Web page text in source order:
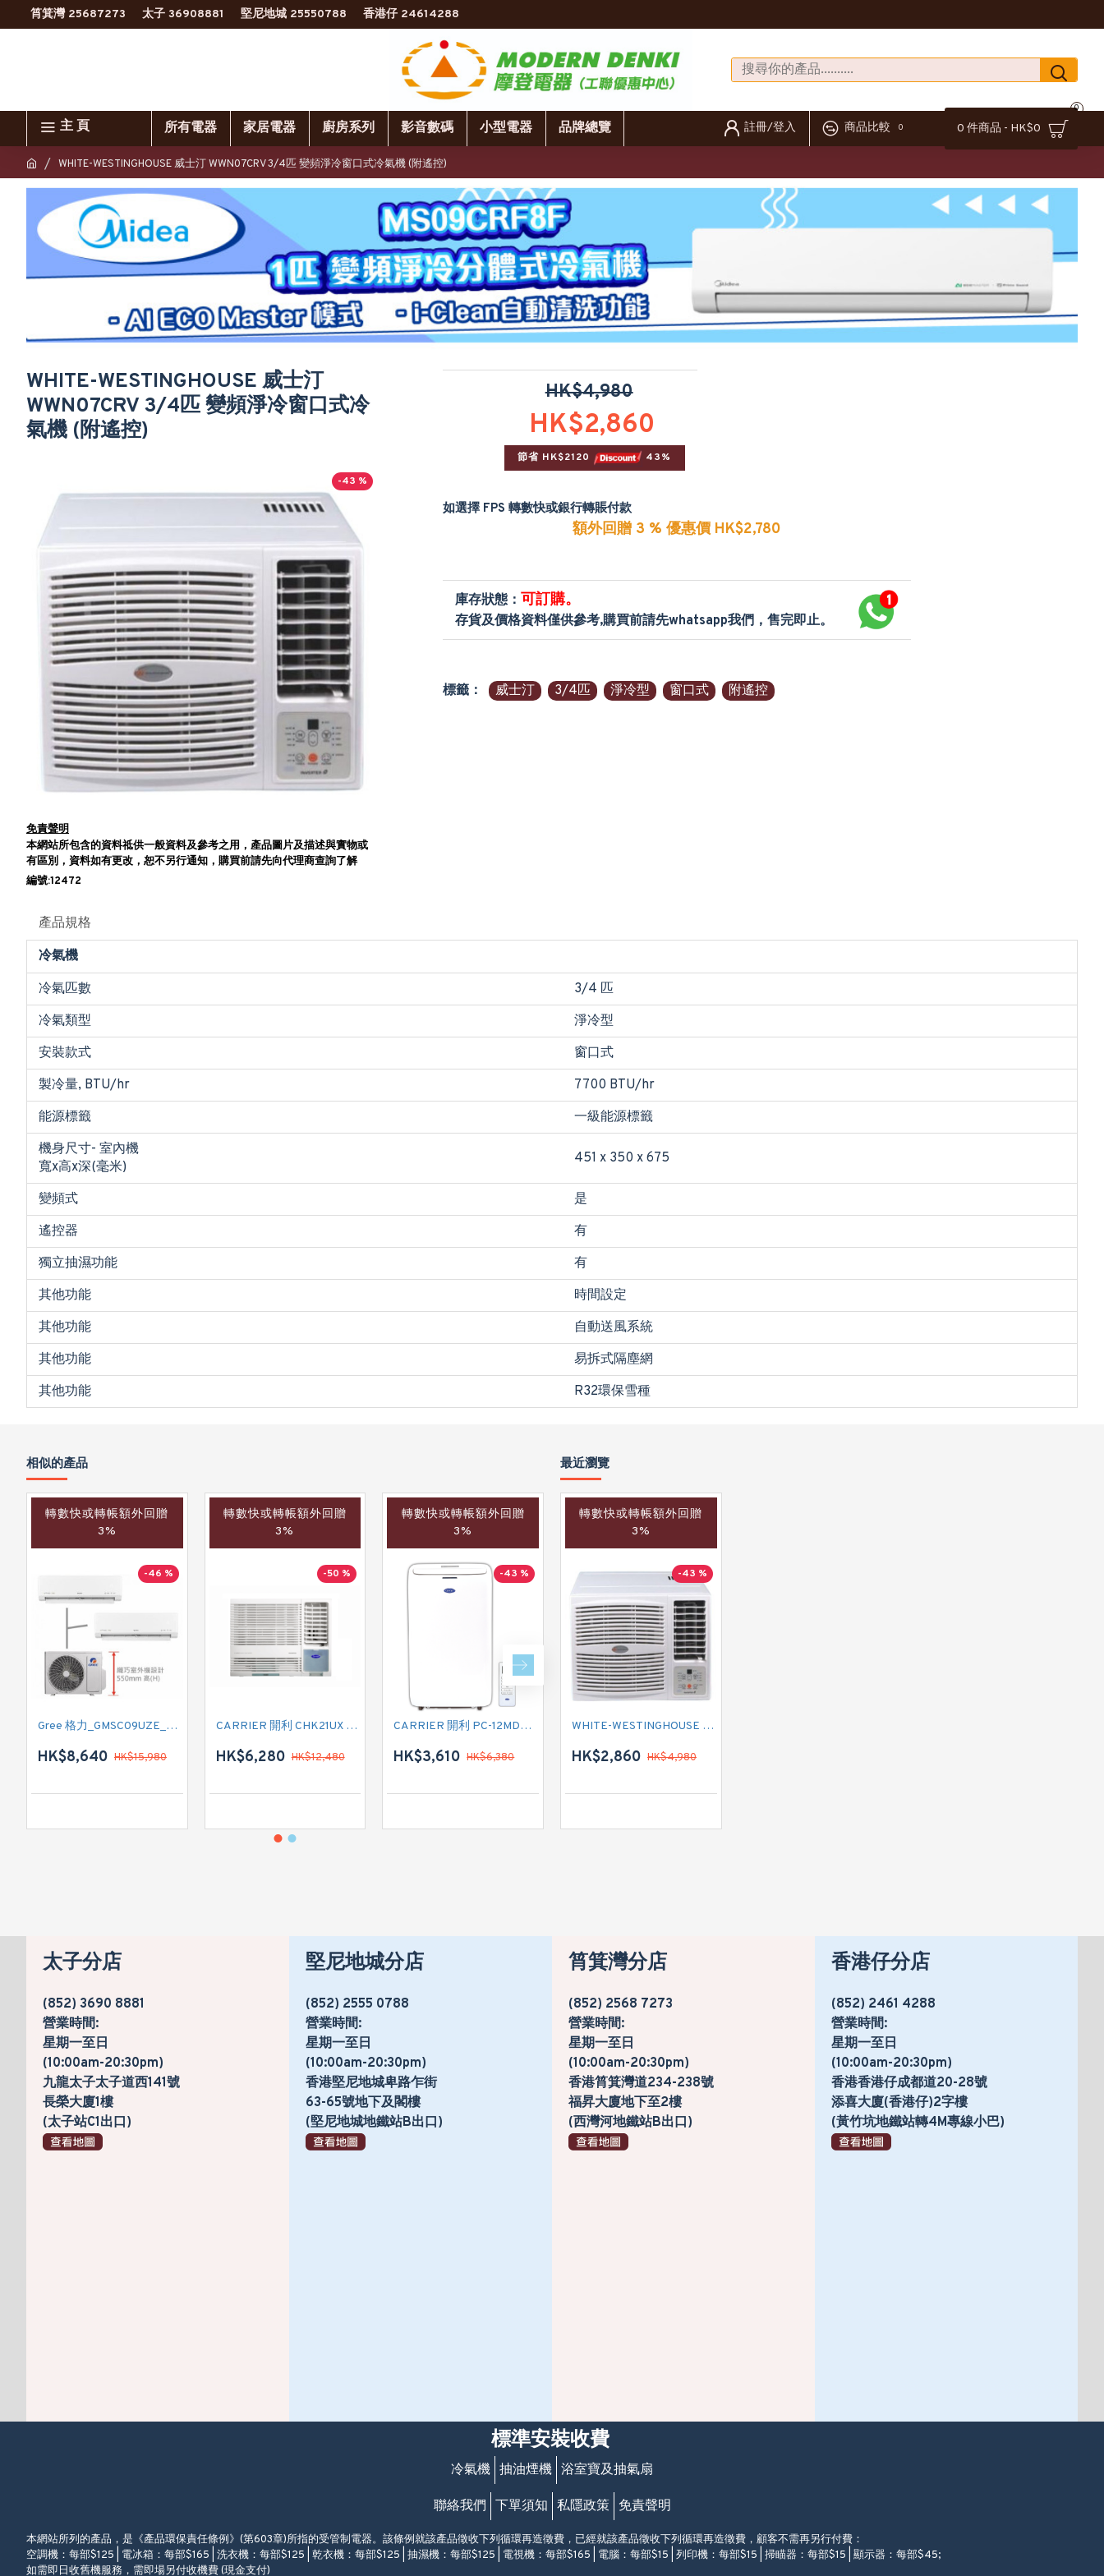
筲箕灣 25687273 太子 36908881 堅尼地城 25550788 香港仔 24614288
主 頁 所有電器 家居電器 廚房系列 影音數碼 小型電器 品牌總覽 註冊/登入 商品比較 0 0 件商品 - HK$0
0
WHITE-WESTINGHOUSE 威士汀 WWN07CRV 3/4匹 變頻淨冷窗口式冷氣機 (附遙控)
WHITE-WESTINGHOUSE 威士汀
WWN07CRV 3/4匹 變頻淨冷窗口式冷
氣機 (附遙控)
-43 %
免責聲明
本網站所包含的資料祗供一般資料及參考之用，產品圖片及描述與實物或
有區別，資料如有更改，恕不另行通知，購買前請先向代理商查詢了解
編號:12472
HK$2,860
HK$4,980
節省 HK$2120 43%
如選擇 FPS 轉數快或銀行轉賬付款
額外回贈 3 % 優惠價 HK$2,780
庫存狀態： 可訂購。
存貨及價格資料僅供參考,購買前請先whatsapp我們，售完即止。
標籤： 威士汀 3/4匹 淨冷型 窗口式 附遙控
產品規格
冷氣機
冷氣匹數
3/4 匹
冷氣類型
淨冷型
安裝款式
窗口式
製冷量, BTU/hr
7700 BTU/hr
能源標籤
一級能源標籤
機身尺寸- 室內機
寬x高x深(毫米)
451 x 350 x 675
變頻式
是
遙控器
有
獨立抽濕功能
有
其他功能
時間設定
其他功能
自動送風系統
其他功能
易拆式隔塵網
其他功能
R32環保雪種
相似的產品
轉數快或轉帳額外回贈
3%
-46 %
Gree 格力_GMSC09UZE_GMSC12UZE_GMSC18UZC_R32 掛牆變頻式1拖2分體冷氣機 (淨冷型)
HK$8,640 HK$15,980
轉數快或轉帳額外回贈
3%
-50 %
CARRIER 開利 CHK21UX 二匹半 變頻淨冷窗口式冷氣機 (附遙控)
HK$6,280 HK$12,480
轉數快或轉帳額外回贈
3%
-43 %
CARRIER 開利 PC-12MDK 匹半 移動式冷氣機 (附遙控)
HK$3,610 HK$6,380
轉數快或轉帳額外回贈
3%
-40 %
CARRIER 開利 PC09MDK 一匹 移動式淨冷型冷氣機 (附遙控)
HK$2,880 HK$4,780
最近瀏覽
轉數快或轉帳額外回贈
3%
-43 %
WHITE-WESTINGHOUSE 威士汀 WWN07CRV 3/4匹 變頻淨冷窗口式冷氣機 (附遙控)
HK$2,860 HK$4,980
太子分店
(852) 3690 8881
營業時間:
星期一至日
(10:00am-20:30pm)
九龍太子太子道西141號
長榮大廈1樓
(太子站C1出口)
堅尼地城分店
(852) 2555 0788
營業時間:
星期一至日
(10:00am-20:30pm)
香港堅尼地城卑路乍街
63-65號地下及閣樓
(堅尼地城地鐵站B出口)
筲箕灣分店
(852) 2568 7273
營業時間:
星期一至日
(10:00am-20:30pm)
香港筲箕灣道234-238號
福昇大廈地下至2樓
(西灣河地鐵站B出口)
香港仔分店
(852) 2461 4288
營業時間:
星期一至日
(10:00am-20:30pm)
香港香港仔成都道20-28號
添喜大廈(香港仔)2字樓
(黃竹坑地鐵站轉4M專線小巴)
標準安裝收費
冷氣機 抽油煙機 浴室寶及抽氣扇
聯絡我們 下單須知 私隱政策 免責聲明
本網站所列的產品，是《產品環保責任條例》(第603章)所指的受管制電器。該條例就該產品徵收下列循環再造徵費，已經就該產品徵收下列循環再造徵費，顧客不需再另行付費：
空調機：每部$125 | 電冰箱：每部$165 | 洗衣機：每部$125 | 乾衣機：每部$125 | 抽濕機：每部$125 | 電視機：每部$165 | 電腦：每部$15 | 列印機：每部$15 | 掃瞄器：每部$15 | 顯示器：每部$45;
如需即日收舊機服務，需即場另付收機費 (現金支付)